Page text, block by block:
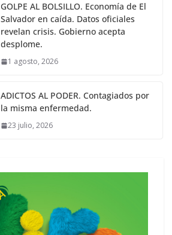
GOLPE AL BOLSILLO. Economía de El
Salvador en caída. Datos oficiales
revelan crisis. Gobierno acepta
desplome.
1 agosto, 2026
ADICTOS AL PODER. Contagiados por
la misma enfermedad.
23 julio, 2026